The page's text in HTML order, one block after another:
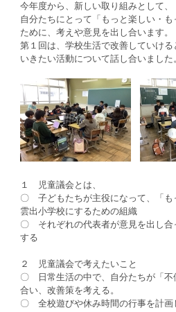
今年度から、新しい取り組みとして、
自分たちにとって「もっと楽しい・
ために、考えや意見を出し合います。
第１回は、学校生活で改善していけ
いきたい活動について話し合いました
１ 児童議会とは、
〇 子どもたちが主役になって、「も
雲出小学校にするための組織
〇 それぞれの代表者が意見を出し合
する
２ 児童議会で考えたいこと
〇 日常生活の中で、自分たちが「不
合い、改善策を考える。
〇 全校遊びや休み時間の行事を計画